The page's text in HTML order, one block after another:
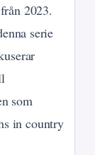
2023.
serie
som
in country